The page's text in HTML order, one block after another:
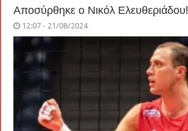
Αποσύρθηκε ο Νικόλ Ελευθεριάδου!
12:07 - 21/08/2024